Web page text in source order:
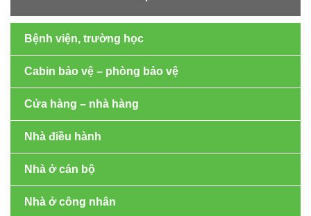
Bệnh viện, trường học
Cabin bảo vệ – phòng bảo vệ
Cửa hàng – nhà hàng
Nhà điều hành
Nhà ở cán bộ
Nhà ở công nhân